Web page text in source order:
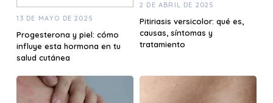
13 DE MAYO DE 2025
Progesterona y piel: cómo
influye esta hormona en tu
salud cutánea
2 DE ABRIL DE 2025
Pitiriasis versicolor: qué es,
causas, síntomas y
tratamiento